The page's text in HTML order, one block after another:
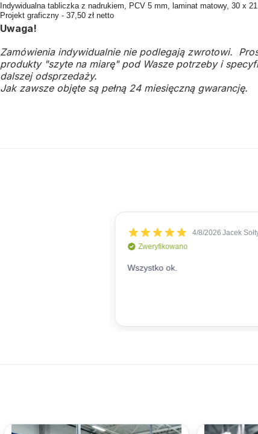
Indywidualna tabliczka z nadrukiem, PCV 5 mm, laminat matowy, 30 x
Projekt graficzny - 37,50 zł netto
Uwaga!
Zamówienia indywidualnie nie podlegają zwrotowi.
produkty "szyte na miarę" pod Wasze potrzeby i
dalszej odsprzedaży.
Jak zawsze objęte są pełną 24 miesięczną gwarancję.